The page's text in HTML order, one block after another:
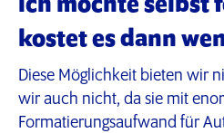
Ich möchte selbst
kostet es dann
Diese Möglichkeit bieten wir
wir auch nicht, da sie mit
Formatierungsaufwand für